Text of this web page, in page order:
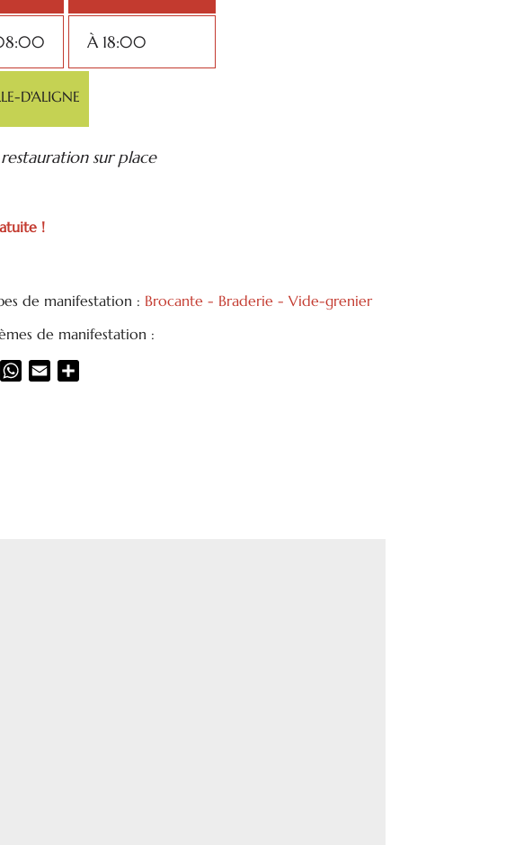
À 18:00
D'ALIGNE
sur place
!
de manifestation : Brocante - Braderie - Vide-grenier
de manifestation :
Messenger
WhatsApp
Email